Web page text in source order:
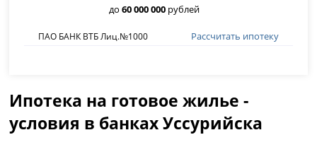
до60 000 000 рублей
ПАО БАНК ВТБ Лиц.№1000 Рассчитать ипотеку
Ипотека на готовое жилье -
условия в банках Уссурийска